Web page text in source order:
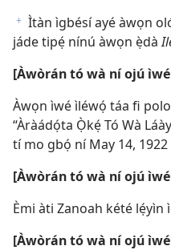
f Ìtàn ìgbésí ayé àwọn
jáde tipẹ́ nínú àwọn ẹ̀dà
[Àwòrán tó wà ní ojú
Àwọn ìwé ìléwọ́ táa fi
“Àràádọ́ta Ọ̀kẹ́ Tó Wà
tí mo gbọ́ ní May 14, 1922
[Àwòrán tó wà ní ojú
Èmi àti Zanoah kété lẹ́yìn
[Àwòrán tó wà ní ojú